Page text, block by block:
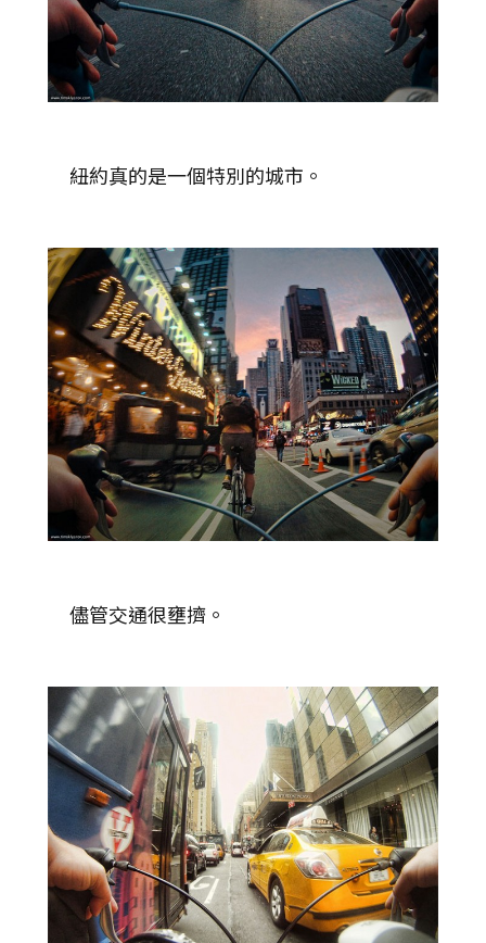
紐約真的是一個特別的城市。
儘管交通很壅擠。